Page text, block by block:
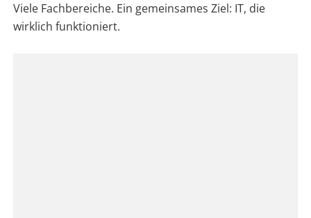
Viele Fachbereiche. Ein gemeinsames Ziel: IT, die
wirklich funktioniert.